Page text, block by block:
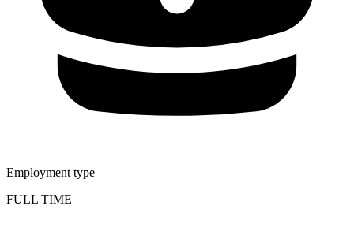
Employment type
FULL TIME